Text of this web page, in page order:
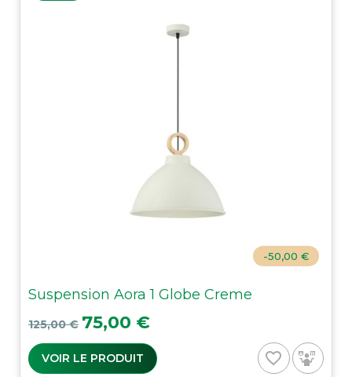
-50,00 €
Suspension Aora 1 Globe Creme
Prix de base
125,00 € Prix
75,00 €
VOIR LE PRODUIT favorite_border